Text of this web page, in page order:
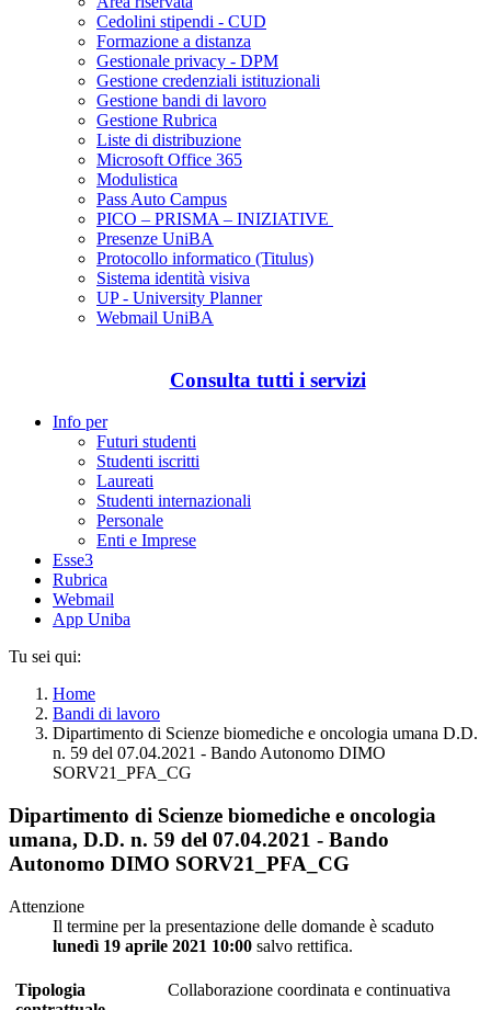
Cedolini stipendi - CUD
Formazione a distanza
Gestionale privacy - DPM
Gestione credenziali istituzionali
Gestione bandi di lavoro
Gestione Rubrica
Liste di distribuzione
Microsoft Office 365
Modulistica
Pass Auto Campus
PICO – PRISMA – INIZIATIVE
Presenze UniBA
Protocollo informatico (Titulus)
Sistema identità visiva
UP - University Planner
Webmail UniBA
Consulta tutti i servizi
Info per
Futuri studenti
Studenti iscritti
Laureati
Studenti internazionali
Personale
Enti e Imprese
Esse3
Rubrica
Webmail
App Uniba
Tu sei qui:
Home
Bandi di lavoro
Dipartimento di Scienze biomediche e oncologia umana D.D.
n. 59 del 07.04.2021 - Bando Autonomo DIMO
SORV21_PFA_CG
Dipartimento di Scienze biomediche e oncologia
umana, D.D. n. 59 del 07.04.2021 - Bando
Autonomo DIMO SORV21_PFA_CG
Attenzione
Il termine per la presentazione delle domande è scaduto
lunedì 19 aprile 2021 10:00 salvo rettifica.
Tipologia
Collaborazione coordinata e continuativa